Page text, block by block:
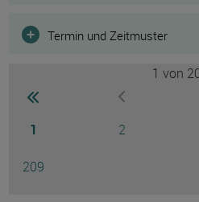
Termin und Zeitmuster
zur ersten Seite wechseln
zur
Seite
1 Seite
2
Seite
209
1 von